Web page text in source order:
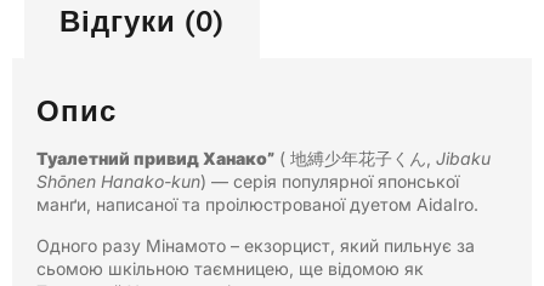
Відгуки (0)
Опис
Туалетний привид Ханако” ( 地縛少年花子くん, Jibaku
Shōnen Hanako-kun) — серія популярної японської
манґи, написаної та проілюстрованої дуетом AidaIro.
Одного разу Мінамото – екзорцист, який пильнує за
сьомою шкільною таємницею, ще відомою як